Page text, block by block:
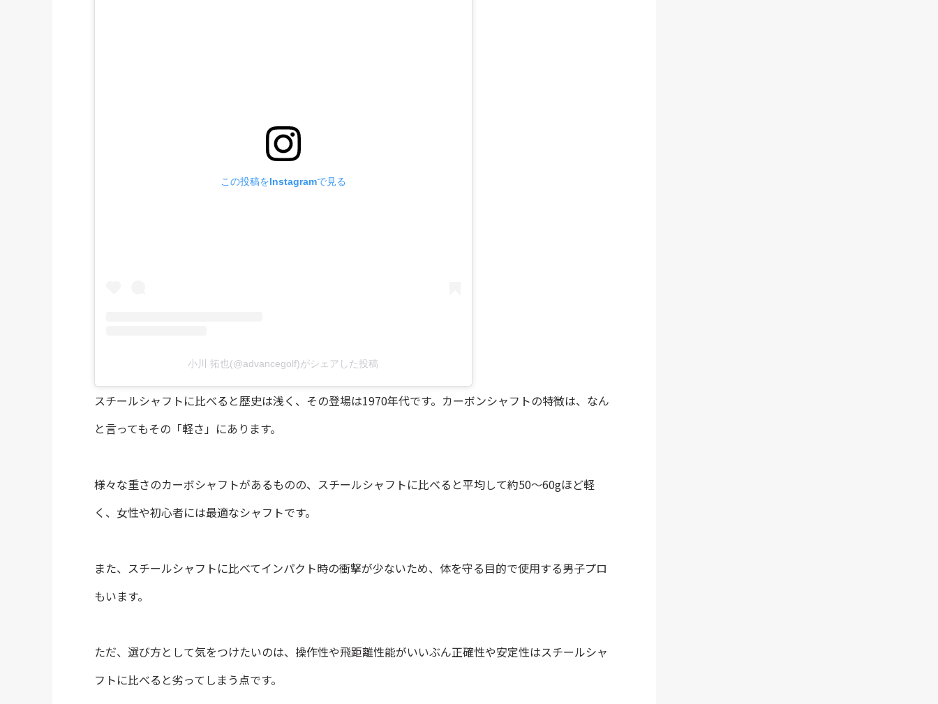
この投稿をInstagramで見る
小川 拓也(@advancegolf)がシェアした投稿
スチールシャフトに比べると歴史は浅く、その登場は1970年代です。カーボンシャフトの特徴は、なん
と言ってもその「軽さ」にあります。
様々な重さのカーボシャフトがあるものの、スチールシャフトに比べると平均して約50〜60gほど軽
く、女性や初心者には最適なシャフトです。
また、スチールシャフトに比べてインパクト時の衝撃が少ないため、体を守る目的で使用する男子プロ
もいます。
ただ、選び方として気をつけたいのは、操作性や飛距離性能がいいぶん正確性や安定性はスチールシャ
フトに比べると劣ってしまう点です。